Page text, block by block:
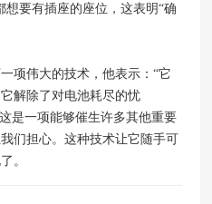
要有插座的座位，这表明“确
项伟大的技术，他表示：“它
解除了对电池耗尽的忧
是一项能够催生许多其他重要
们担心。这种技术让它随手可
。